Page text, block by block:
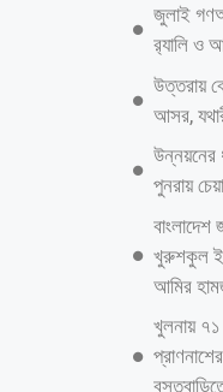
চেয়ে দুর্জয়কে আদালতে পাঠায়
উভয় পক্ষের শুনানি শেষে চার
নির্দেশ দেন। রাষ্ট্রপক্ষে রিমান্ড
স্পেশাল পিপি হুমায়ন কবির।
প্রার্থনা করেন অ্যাডভোকেট
আইনজীবী। এর আগে গতকাল
নিজ বাসা থেকে মানিকগঞ্জের